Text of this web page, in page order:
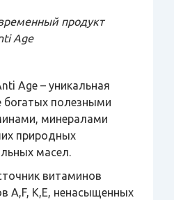
продукт
Age
Age – уникальная
полезными
минералами
природных
масел.
витаминов
А,F, К,Е, ненасыщенных